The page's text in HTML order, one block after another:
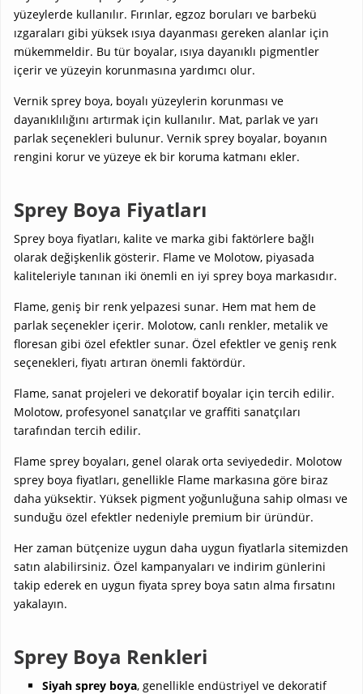
yüzeylerde kullanılır. Fırınlar, egzoz boruları ve barbekü
ızgaraları gibi yüksek ısıya dayanması gereken alanlar için
mükemmeldir. Bu tür boyalar, ısıya dayanıklı pigmentler
içerir ve yüzeyin korunmasına yardımcı olur.
Vernik sprey boya, boyalı yüzeylerin korunması ve
dayanıklılığını artırmak için kullanılır. Mat, parlak ve yarı
parlak seçenekleri bulunur. Vernik sprey boyalar, boyanın
rengini korur ve yüzeye ek bir koruma katmanı ekler.
Sprey Boya Fiyatları
Sprey boya fiyatları, kalite ve marka gibi faktörlere bağlı
olarak değişkenlik gösterir. Flame ve Molotow, piyasada
kaliteleriyle tanınan iki önemli en iyi sprey boya markasıdır.
Flame, geniş bir renk yelpazesi sunar. Hem mat hem de
parlak seçenekler içerir. Molotow, canlı renkler, metalik ve
floresan gibi özel efektler sunar. Özel efektler ve geniş renk
seçenekleri, fiyatı artıran önemli faktördür.
Flame, sanat projeleri ve dekoratif boyalar için tercih edilir.
Molotow, profesyonel sanatçılar ve graffiti sanatçıları
tarafından tercih edilir.
Flame sprey boyaları, genel olarak orta seviyededir. Molotow
sprey boya fiyatları, genellikle Flame markasına göre biraz
daha yüksektir. Yüksek pigment yoğunluğuna sahip olması ve
sunduğu özel efektler nedeniyle premium bir üründür.
Her zaman bütçenize uygun daha uygun fiyatlarla sitemizden
satın alabilirsiniz. Özel kampanyaları ve indirim günlerini
takip ederek en uygun fiyata sprey boya satın alma fırsatını
yakalayın.
Sprey Boya Renkleri
Siyah sprey boya, genellikle endüstriyel ve dekoratif